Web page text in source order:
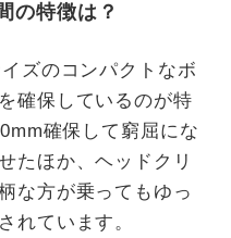
の特徴は？
ズのコンパクトなボ
確保しているのが特
確保して窮屈にな
たほか、ヘッドクリ
な方が乗ってもゆっ
れています。